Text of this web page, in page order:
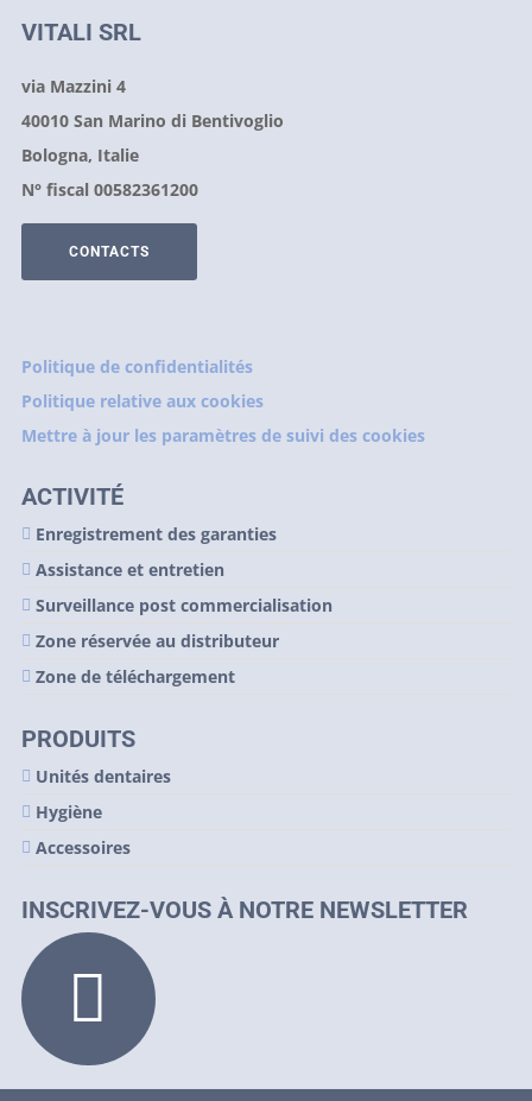
VITALI SRL
via Mazzini 4
40010 San Marino di Bentivoglio
Bologna, Italie
N° fiscal 00582361200
CONTACTS
Politique de confidentialités
Politique relative aux cookies
Mettre à jour les paramètres de suivi des cookies
ACTIVITÉ
Enregistrement des garanties
Assistance et entretien
Surveillance post commercialisation
Zone réservée au distributeur
Zone de téléchargement
PRODUITS
Unités dentaires
Hygiène
Accessoires
INSCRIVEZ-VOUS À NOTRE NEWSLETTER